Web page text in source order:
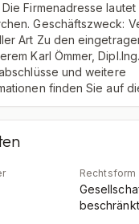
Firmenadresse lautet
Geschäftszweck:
Art Zu den
Karl Ömmer,
und weitere
finden Sie auf
Rechtsform